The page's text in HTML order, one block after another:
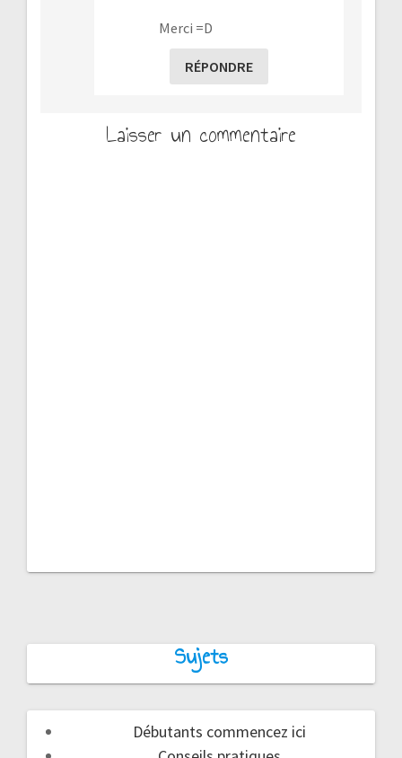
Merci =D
RÉPONDRE
Laisser un commentaire
Sujets
Débutants commencez ici